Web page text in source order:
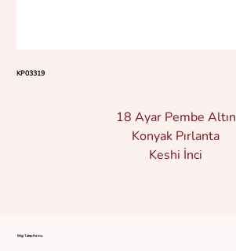
KP03319
18 Ayar Pembe Altın
Konyak Pırlanta
Keshi İnci
Bilgi Talep Formu